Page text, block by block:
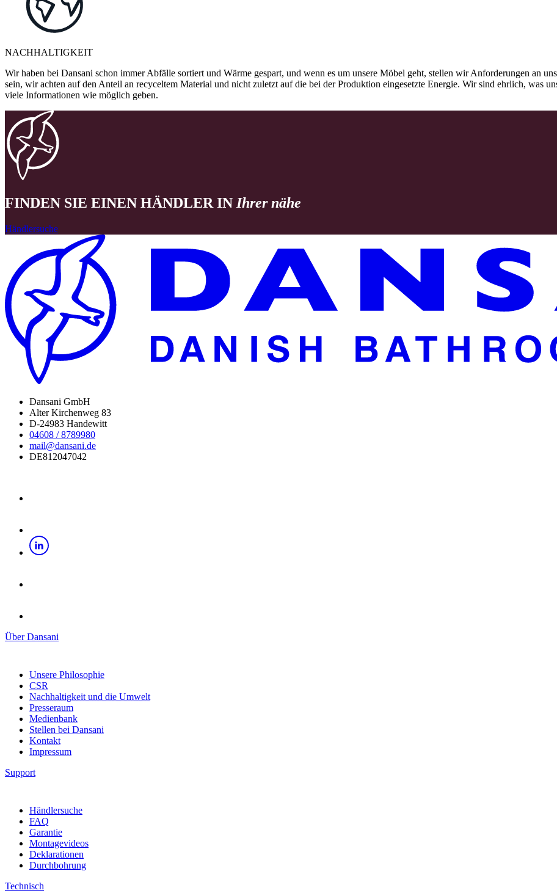
NACHHALTIGKEIT
Wir haben bei Dansani schon immer Abfälle sortiert und Wärme gespart, und wenn es um unsere Möbel geht, stellen wir Anforderungen an
sein, wir achten auf den Anteil an recyceltem Material und nicht zuletzt auf die bei der Produktion eingesetzte Energie. Wir sind ehrlich, was
viele Informationen wie möglich geben.
FINDEN SIE EINEN HÄNDLER IN Ihrer nähe
Händlersuche
Dansani GmbH
Alter Kirchenweg 83
D-24983 Handewitt
04608 / 8789980
mail@dansani.de
DE812047042
Über Dansani
Unsere Philosophie
CSR
Nachhaltigkeit und die Umwelt
Presseraum
Medienbank
Stellen bei Dansani
Kontakt
Impressum
Support
Händlersuche
FAQ
Garantie
Montagevideos
Deklarationen
Durchbohrung
Technisch